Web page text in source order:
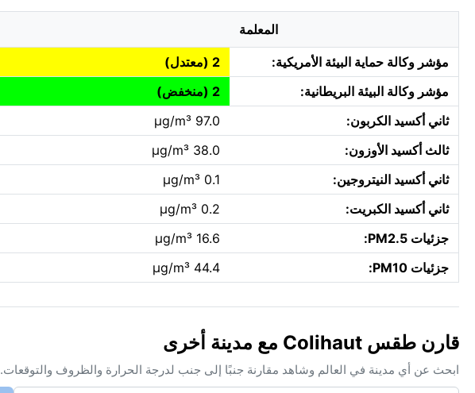
المعلمة
مؤشر وكالة حماية البيئة الأمريكية:
2 (معتدل)
مؤشر وكالة البيئة البريطانية:
2 (منخفض)
ثاني أكسيد الكربون:
97.0 µg/m³
ثالث أكسيد الأوزون:
38.0 µg/m³
ثاني أكسيد النيتروجين:
0.1 µg/m³
ثاني أكسيد الكبريت:
0.2 µg/m³
جزئيات PM2.5:
16.6 µg/m³
جزئيات PM10:
44.4 µg/m³
قارن طقس Colihaut مع مدينة أخرى
ابحث عن أي مدينة في العالم وشاهد مقارنة جنبًا إلى جنب لدرجة الحرارة والظروف والتوقعات.